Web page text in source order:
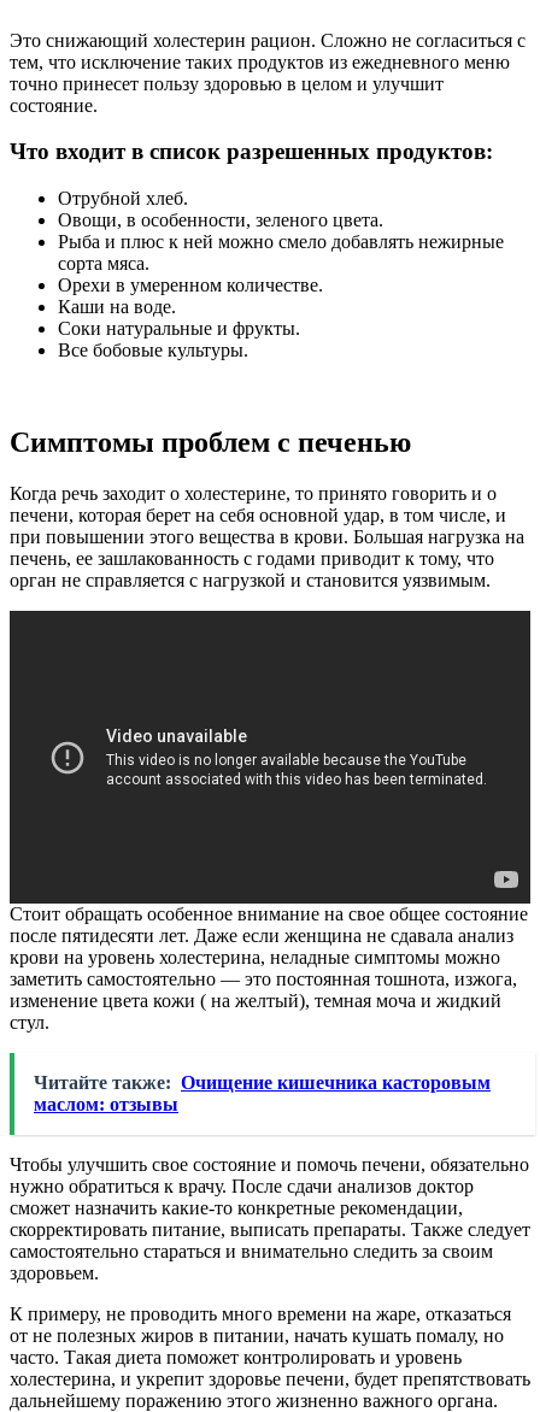
Это снижающий холестерин рацион. Сложно не согласиться с
тем, что исключение таких продуктов из ежедневного меню
точно принесет пользу здоровью в целом и улучшит
состояние.
Что входит в список разрешенных продуктов:
Отрубной хлеб.
Овощи, в особенности, зеленого цвета.
Рыба и плюс к ней можно смело добавлять нежирные
сорта мяса.
Орехи в умеренном количестве.
Каши на воде.
Соки натуральные и фрукты.
Все бобовые культуры.
Симптомы проблем с печенью
Когда речь заходит о холестерине, то принято говорить и о
печени, которая берет на себя основной удар, в том числе, и
при повышении этого вещества в крови. Большая нагрузка на
печень, ее зашлакованность с годами приводит к тому, что
орган не справляется с нагрузкой и становится уязвимым.
Стоит обращать особенное внимание на свое общее состояние
после пятидесяти лет. Даже если женщина не сдавала анализ
крови на уровень холестерина, неладные симптомы можно
заметить самостоятельно — это постоянная тошнота, изжога,
изменение цвета кожи ( на желтый), темная моча и жидкий
стул.
Читайте также: Очищение кишечника касторовым
маслом: отзывы
Чтобы улучшить свое состояние и помочь печени, обязательно
нужно обратиться к врачу. После сдачи анализов доктор
сможет назначить какие-то конкретные рекомендации,
скорректировать питание, выписать препараты. Также следует
самостоятельно стараться и внимательно следить за своим
здоровьем.
К примеру, не проводить много времени на жаре, отказаться
от не полезных жиров в питании, начать кушать помалу, но
часто. Такая диета поможет контролировать и уровень
холестерина, и укрепит здоровье печени, будет препятствовать
дальнейшему поражению этого жизненно важного органа.